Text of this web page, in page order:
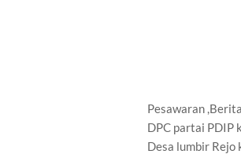
Pesawaran
DPC partai PDIP
Desa lumbir Rejo